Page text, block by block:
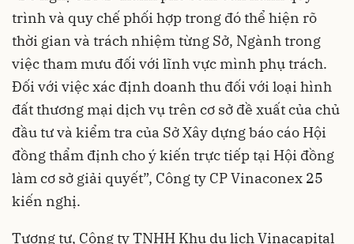
trình và quy chế phối hợp trong đó thể hiện rõ
thời gian và trách nhiệm từng Sở, Ngành trong
việc tham mưu đối với lĩnh vực mình phụ trách.
Đối với việc xác định doanh thu đối với loại hình
đất thương mại dịch vụ trên cơ sở đề xuất của chủ
đầu tư và kiểm tra của Sở Xây dựng báo cáo Hội
đồng thẩm định cho ý kiến trực tiếp tại Hội đồng
làm cơ sở giải quyết”, Công ty CP Vinaconex 25
kiến nghị.
Tương tự, Công ty TNHH Khu du lịch Vinacapital